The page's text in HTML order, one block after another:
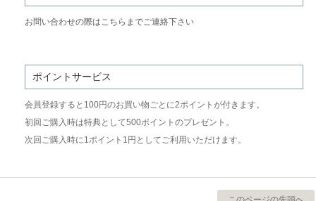
お問い合わせの際はこちらまでご連絡下さい
ポイントサービス
会員登録すると100円のお買い物ごとに2ポイントが付きます。
初回ご購入時は特典として500ポイントのプレゼント。
次回ご購入時に1ポイント1円としてご利用いただけます。